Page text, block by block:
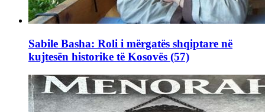
Sabile Basha: Roli i mërgatës shqiptare në
kujtesën historike të Kosovës (57)